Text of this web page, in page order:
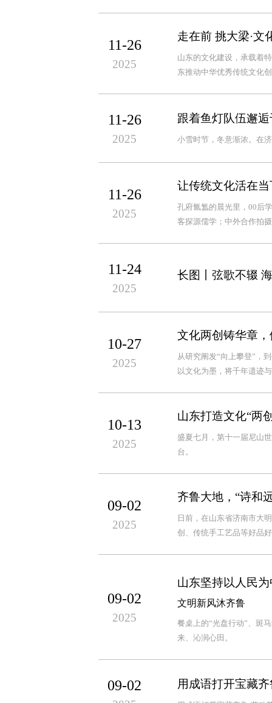
11-26
2025
走在前 挑大梁·文
山东的文化建设，承载着
东推动中华优秀传统文化
11-26
2025
跟着鱼灯队伍邂
小雪时节，冬意渐浓。在
11-26
2025
让传统文化活在当
孔府氤氲的晨光里，00后
客探源儒学；中外合作拍
11-24
2025
长图丨弦歌不辍
10-27
2025
文化两创铸华章
从研究阐发“向上攀登”，
以文化为墨，将千年遗迹
10-13
2025
山东打造文化“两
盛夏七月，第十一届尼山
台。
09-02
2025
齐鲁大地，“诗和
日前，在山东省济南市大
创、传统手工艺品等好品
09-02
2025
山东坚持以人民
文明新风沐齐鲁
餐桌上的“光盘行动”、斑
来、沁润心田。
09-02 用成语打开宝藏